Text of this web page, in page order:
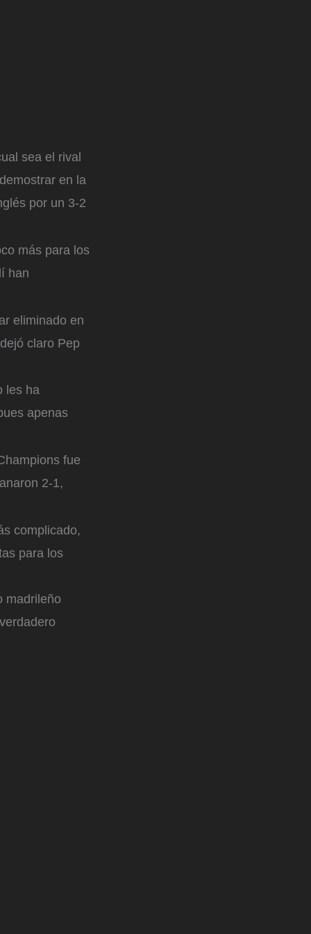
sea el rival
en la
por un 3-2
más para los
han
eliminado en
claro Pep
les ha
apenas
fue
2-1,
complicado,
para los
madrileño